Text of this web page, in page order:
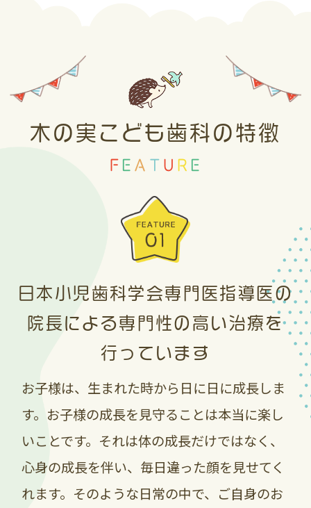
2026.05.28
歯磨剤（はみがきこ）の販売・プレゼン
トについて…
中東情勢の影響によりライオン製品の歯磨
剤（ジェル・ペーストタイプ）の入手が困
状況が落ち着くまで歯磨剤（ジェル・ペー
ストタイプ）についてのみ、お１家族お一
つのみの販売、プレゼントとさせていただ
それに伴い、ジェルタイプ等のセールを延
長して在庫がある限り応援プライスとして
同価格で販売いたします。（当院患者様の
みの販売価格となります）
当院在庫がある限りは、応援プライスを続
けますが、今後製造が通常に戻った再入荷
時にはリニューアル商品の入荷となり、大
変残念なのですが価格も大きく（１００円
予定されています。
木の実こども歯科の特徴
F E A T U R E
日本小児歯科学会専門医指導医の
院長による専門性の高い治療を
行っています
お子様は、生まれた時から日に日に成長しま
す。お子様の成長を見守ることは本当に楽し
いことです。それは体の成長だけではなく、
心身の成長を伴い、毎日違った顔を見せてく
れます。そのような日常の中で、ご自身のお